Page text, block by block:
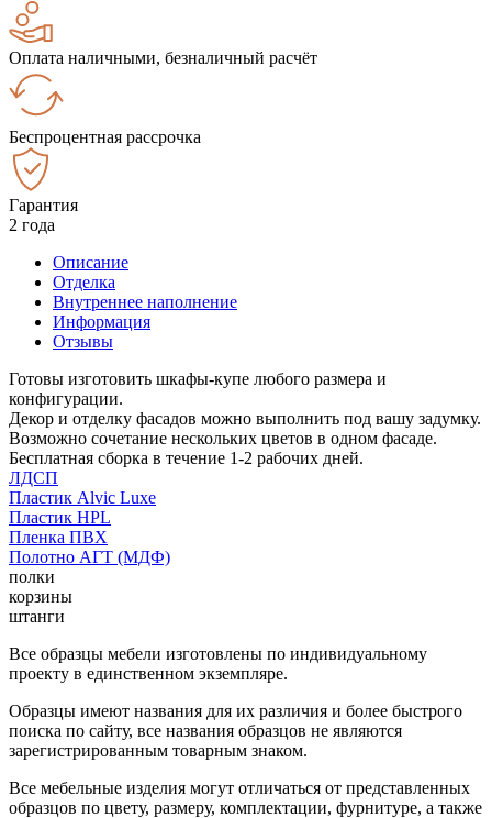
Оплата наличными, безналичный расчёт
Беспроцентная рассрочка
Гарантия
2 года
Описание
Отделка
Внутреннее наполнение
Информация
Отзывы
Готовы изготовить шкафы-купе любого размера и
конфигурации.
Декор и отделку фасадов можно выполнить под вашу задумку.
Возможно сочетание нескольких цветов в одном фасаде.
Бесплатная сборка в течение 1-2 рабочих дней.
ЛДСП
Пластик Alvic Luxe
Пластик HPL
Пленка ПВХ
Полотно АГТ (МДФ)
полки
корзины
штанги
Все образцы мебели изготовлены по индивидуальному
проекту в единственном экземпляре.
Образцы имеют названия для их различия и более быстрого
поиска по сайту, все названия образцов не являются
зарегистрированным товарным знаком.
Все мебельные изделия могут отличаться от представленных
образцов по цвету, размеру, комплектации, фурнитуре, а также